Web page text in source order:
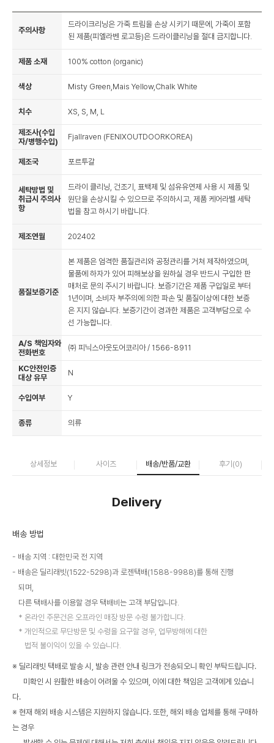
주의사항
드라이크리닝은 가죽 트림을 손상 시키기 때문에, 가죽이 포함
된 제품(피엘라벤 로고등)은 드라이클리닝을 절대 금지합니다.
제품 소재 100% cotton (organic)
색상 Misty Green,Mais Yellow,Chalk White
치수 XS, S, M, L
제조사(수입
자/병행수입)
Fjallraven (FENIXOUTDOORKOREA)
제조국 포르투갈
세탁방법 및
취급시 주의사
항
드라이 클리닝, 건조기, 표백제 및 섬유유연제 사용 시 제품 및
원단을 손상시킬 수 있으므로 주의하시고, 제품 케어라벨 세탁
법을 참고 하시기 바랍니다.
제조연월 202402
품질보증기준
본 제품은 엄격한 품질관리와 공정관리를 거쳐 제작하였으며,
물품에 하자가 있어 피해보상을 원하실 경우 반드시 구입한 판
매처로 문의 주시기 바랍니다. 보증기간은 제품 구입일로 부터
1년이며, 소비자 부주의에 의한 파손 및 품질이상에 대한 보증
은 지지 않습니다. 보증기간이 경과한 제품은 고객부담으로 수
선 가능합니다.
A/S 책임자와
전화번호
㈜ 피닉스아웃도어코리아 / 1566-8911
KC안전인증
대상 유무
N
수입여부 Y
종류 의류
상세정보 사이즈 배송/반품/교환 후기(0)
Delivery
배송 방법
배송 지역 : 대한민국 전 지역
배송은 딜리래빗(1522-5298)과 로젠택배(1588-9988)를 통해 진행
되며,
다른 택배사를 이용할 경우 택배비는 고객 부담입니다.
온라인 주문건은 오프라인 매장 방문 수령 불가합니다.
개인적으로 무단방문 및 수령을 요구할 경우, 업무방해에 대한
법적 불이익이 있을 수 있습니다.
※ 딜리래빗 택배로 발송 시, 발송 관련 안내 링크가 전송되오니 확인 부탁드립니다.
미확인 시 원활한 배송이 어려울 수 있으며, 이에 대한 책임은 고객에게 있습니
다.
※ 현재 해외 배송 시스템은 지원하지 않습니다. 또한, 해외 배송 업체를 통해 구매하
는 경우